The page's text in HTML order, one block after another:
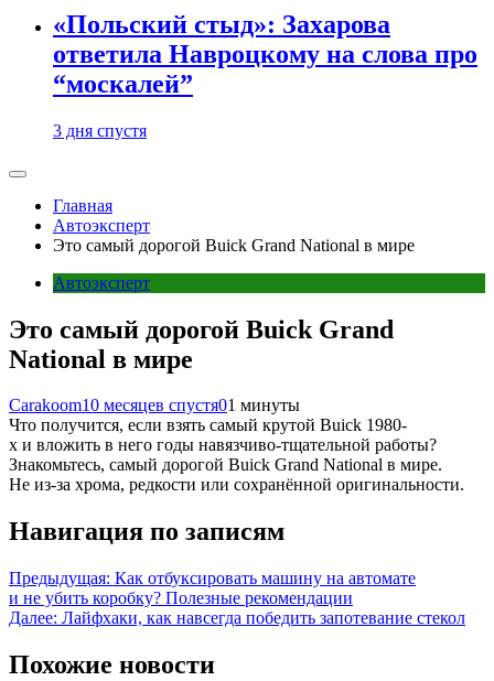
«Польский стыд»: Захарова
ответила Навроцкому на слова про
“москалей”
3 дня спустя
Главная
Автоэксперт
Это самый дорогой Buick Grand National в мире
Автоэксперт
Это самый дорогой Buick Grand
National в мире
Carakoom10 месяцев спустя01 минуты
Что получится, если взять самый крутой Buick 1980-
х и вложить в него годы навязчиво-тщательной работы?
Знакомьтесь, самый дорогой Buick Grand National в мире.
Не из-за хрома, редкости или сохранённой оригинальности.
Навигация по записям
Предыдущая: Как отбуксировать машину на автомате
и не убить коробку? Полезные рекомендации
Далее: Лайфхаки, как навсегда победить запотевание стекол
Похожие новости